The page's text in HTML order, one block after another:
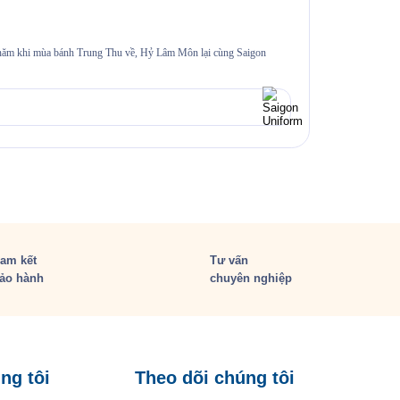
khi mùa bánh Trung Thu về, Hỷ Lâm Môn lại cùng Saigon
kết
hành
Tư vấn
chuyên nghiệp
tôi Theo dõi chúng tôi